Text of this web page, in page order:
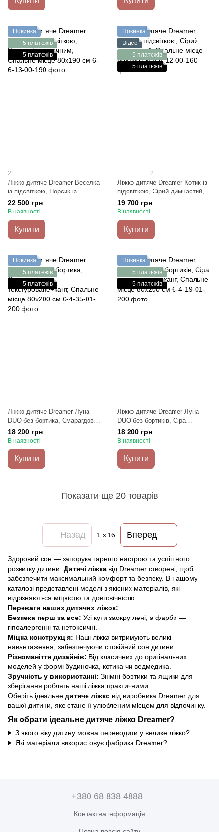
Новинка
5 платежів
5 платежів
2
Ліжко дитяче Dreamer Веселка
із підсвіткою, Персик із
молочним, Спальне місце
80х190 см
22 500 грн
В наявності
Купити
Новинка
Відео
5 платежів
5 платежів
2
Ліжко дитяче Dreamer Котик із
підсвіткою, Сірий димчастий,
Спальне місце 80х160 см
19 700 грн
В наявності
Купити
Новинка
5 платежів
5 платежів
Ліжко дитяче Dreamer Луна
DUO без бортика, Смарагдове
текстуроване+кант, Спальне
місце 80х200 см
18 200 грн
В наявності
Купити
Новинка
5 платежів
5 платежів
Ліжко дитяче Dreamer Луна
DUO без бортиків, Сіра
текстурована+кант, Спальне
місце 80х200 см
18 200 грн
В наявності
Купити
Показати ще 20 товарів
Назад 1 з 16 Вперед
Здоровий сон — запорука гарного настрою та успішного
розвитку дитини. Дитячі ліжка від Dreamer створені, щоб
забезпечити максимальний комфорт та безпеку. В нашому
каталозі представлені моделі з якісних матеріалів, які
відрізняються міцністю та довговічністю.
Переваги наших дитячих ліжок:
Безпека перш за все: Усі кути заокруглені, а фарби —
гіпоалергенні та нетоксичні.
Міцна конструкція: Наші ліжка витримують великі
навантаження, забезпечуючи спокійний сон дитини.
Різноманіття дизайнів: Від класичних до оригінальних
моделей у формі будиночка, котика чи ведмедика.
Зручність у використанні: Знімні бортики та ящики для
зберігання роблять наші ліжка практичними.
Оберіть ідеальне дитяче ліжко від виробника Dreamer для
вашої дитини, яке стане її улюбленим місцем для відпочинку.
Як обрати ідеальне дитяче ліжко Dreamer?
З якого віку дитину можна переводити у велике ліжко?
Які матеріали використовує фабрика Dreamer?
+380 68 838 4888
Контактна інформація